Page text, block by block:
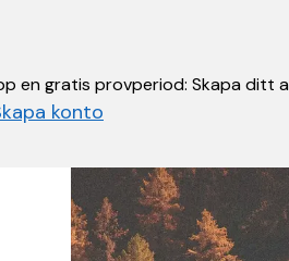
en gratis provperiod: Skapa ditt
konto